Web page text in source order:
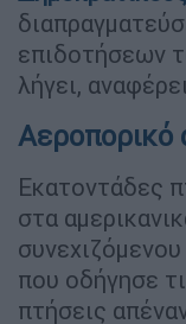
επιδοτήσεων
λήγει,
Αεροπορικό
Εκατοντάδες
στα
που οδήγησε
πτήσεις